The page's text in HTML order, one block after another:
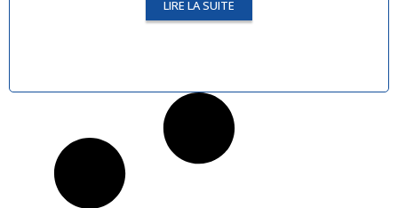
LIRE LA SUITE